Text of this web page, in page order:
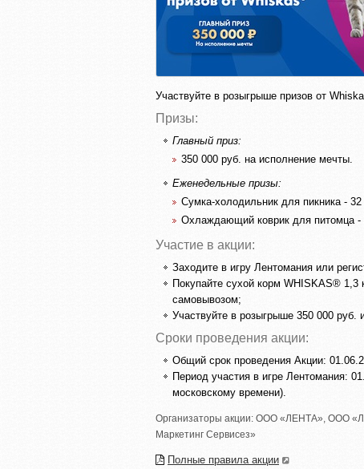
Участвуйте в розыгрыше призов от
Призы:
Главный приз:
350 000 руб. на исполнение мечты.
Еженедельные призы:
Сумка-холодильник для пикника -
Охлаждающий коврик для питомца -
Участие в акции:
Заходите в игру Лентомания или
Покупайте сухой корм WHISKAS® 1,3
самовывозом;
Участвуйте в розыгрыше 350 000 руб.
Сроки проведения акции:
Общий срок проведения Акции:
Период участия в игре Лентомания:
московскому времени).
Организаторы акции: ООО «ЛЕНТА» ООО
Маркетинг Сервисез»
Полные правила акции